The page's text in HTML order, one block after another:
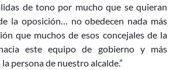
de tono por mucho que se quieran
la oposición… no obedecen nada más
que muchos de esos concejales de la
este equipo de gobierno y más
persona de nuestro alcalde.”